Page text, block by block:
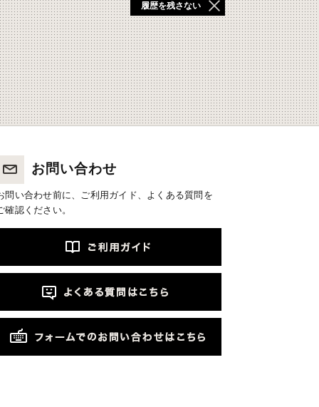
履歴を残さない
お問い合わせ
問い合わせ前に、ご利用ガイド、よくある質問を
確認ください。